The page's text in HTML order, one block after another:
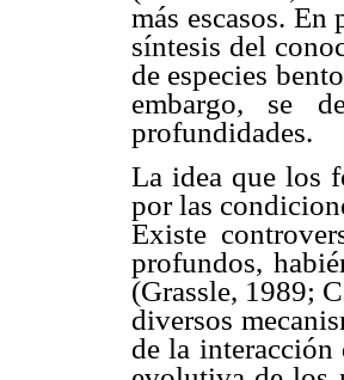
más escasos.
síntesis del
de especies
embargo, se
profundidades.
La idea que los
por las
Existe
profundos,
(Grassle, 1989;
diversos
de la